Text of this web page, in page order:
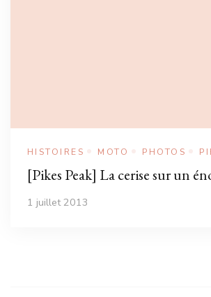
HISTOIRES MOTO PHOTOS
[Pikes Peak] La cerise sur un
1 juillet 2013